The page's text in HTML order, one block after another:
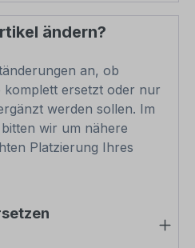
ändern?
an, ob
komplett ersetzt oder nur
werden sollen. Im
wir um nähere
Platzierung Ihres